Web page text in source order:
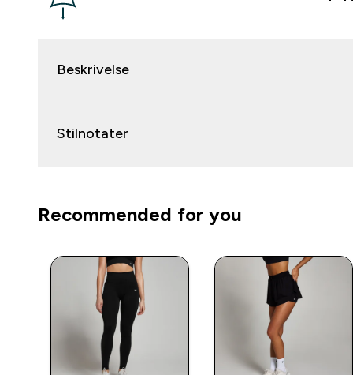
Beskrivelse
Stilnotater
Recommended for you